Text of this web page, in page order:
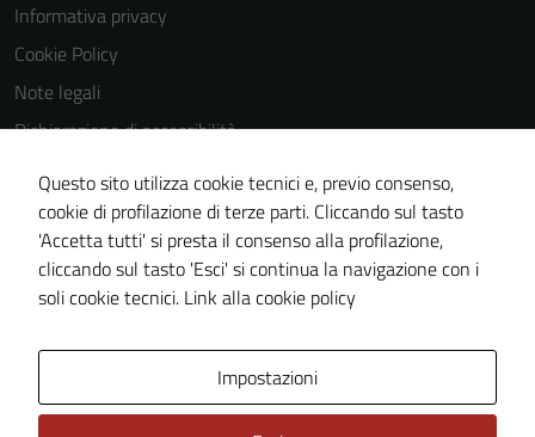
Informativa privacy
Cookie Policy
Note legali
Dichiarazione di accessibilità
Dichiarazione di accessibilità Servizi
Whistleblowing
Piano di miglioramento del sito
Area riservata
Questo sito utilizza cookie tecnici e, previo consenso,
cookie di profilazione di terze parti. Cliccando sul tasto
'Accetta tutti' si presta il consenso alla profilazione,
cliccando sul tasto 'Esci' si continua la navigazione con i
soli cookie tecnici. Link alla cookie policy
Impostazioni